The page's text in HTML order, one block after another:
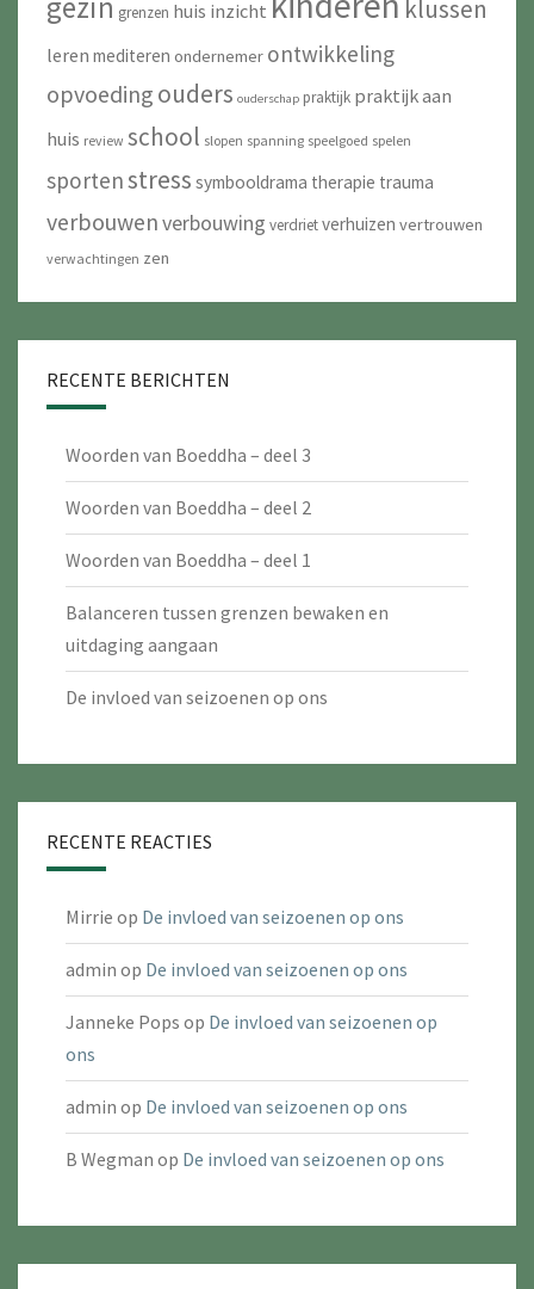
grenzen huis inzicht klussen
leren mediteren ondernemer ontwikkeling
opvoeding ouders ouderschap praktijk praktijk aan
huis review school slopen spanning speelgoed spelen
sportenstress symbooldrama therapie trauma
verbouwenverbouwing verdrietverhuizen vertrouwen
verwachtingen zen
RECENTE BERICHTEN
Woorden van Boeddha – deel 3
Woorden van Boeddha – deel 2
Woorden van Boeddha – deel 1
Balanceren tussen grenzen bewaken en
uitdaging aangaan
De invloed van seizoenen op ons
RECENTE REACTIES
Mirrie op De invloed van seizoenen op ons
admin op De invloed van seizoenen op ons
Janneke Pops op De invloed van seizoenen op
ons
admin op De invloed van seizoenen op ons
B Wegman op De invloed van seizoenen op ons